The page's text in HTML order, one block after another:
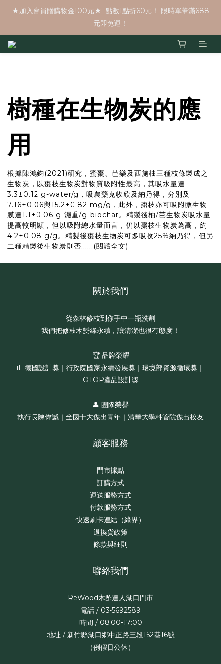
★加入會員贈購物金100元★  點數1點折60元！ 限時單筆滿688
元即免運！
樹種在生物炭的應
用
根據陳鴻鈞(2021)研究，蜜棗、芭樂及西施柚三種枝條製成之
生物炭，以棗枝生物炭對物質吸附性最高，其吸水量達
3.3±0.12 g-water/g，吸農藥克收欣及納乃得，分別及
7.16±0.06與15.2±0.82 mg/g，此外，棗枝亦可吸附微生物
膜達1.1±0.06 g-濕重/g-biochar。精製後柚/芭生物炭吸水量
提高較明顯，但以吸附總水量而言，仍以棗枝生物炭為高，約
4.2±0.08 g/g。精製後棗枝生物炭可多吸收25%納乃得，但另
二種精製後生物炭則否...... (閱讀全文)
關於我們
從森林修枝到你手中一瓶洗劑
我們把修枝木變綠永續，讓清潔也很有態度！
🏆 品牌榮耀
iF 德國設計獎｜行政院國家永續發展獎｜環境部資源循環獎｜
OTOP產品設計獎
👤 團隊榮譽
執行長陳偉誠｜全國十大傑出青年｜清華大學科管院傑出校友
顧客服務
門市據點
訂購方式
運送服務方式
付款服務方式
快速刷卡連結（綠界）
退換貨政策
條款與細則
聯絡我們
ReWood木酢達人湖口門市
電話 / 03-5692589
時間 / 08:00-17:00
地址 / 新竹縣湖口鄉中正路三段162巷16號
（例假日公休）